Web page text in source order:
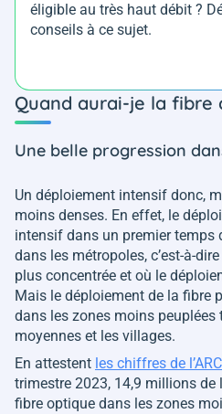
éligible au très haut débit ?
conseils à ce sujet.
Quand aurai-je la fibre
Une belle progression
Un déploiement intensif donc,
moins denses. En effet, le
intensif dans un premier temps
dans les métropoles, c’est-à-
plus concentrée et où le
Mais le déploiement de la fibre
dans les zones moins peuplées
moyennes et les villages.
En attestent les chiffres de
trimestre 2023, 14,9 millions
fibre optique dans les zones